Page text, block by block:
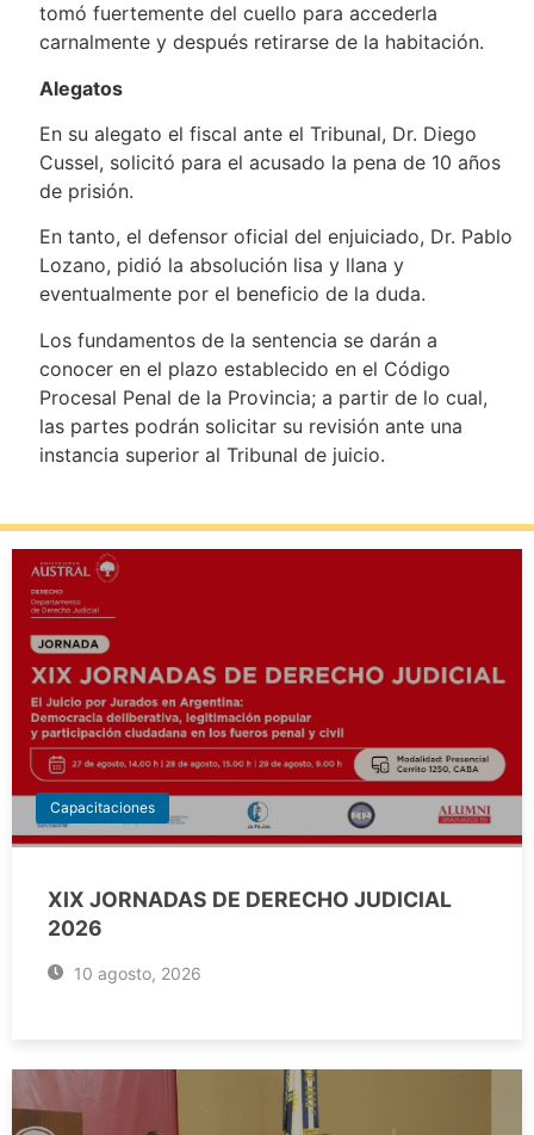
tomó fuertemente del cuello para accederla
carnalmente y después retirarse de la habitación.
Alegatos
En su alegato el fiscal ante el Tribunal, Dr. Diego
Cussel, solicitó para el acusado la pena de 10 años
de prisión.
En tanto, el defensor oficial del enjuiciado, Dr. Pablo
Lozano, pidió la absolución lisa y llana y
eventualmente por el beneficio de la duda.
Los fundamentos de la sentencia se darán a
conocer en el plazo establecido en el Código
Procesal Penal de la Provincia; a partir de lo cual,
las partes podrán solicitar su revisión ante una
instancia superior al Tribunal de juicio.
Capacitaciones
XIX JORNADAS DE DERECHO JUDICIAL
2026
10 agosto, 2026